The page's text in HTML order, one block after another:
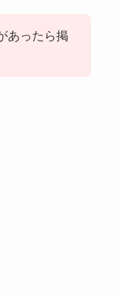
あったら掲